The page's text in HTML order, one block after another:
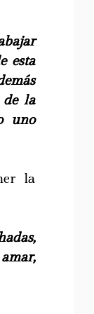
esta
de la
uno
la